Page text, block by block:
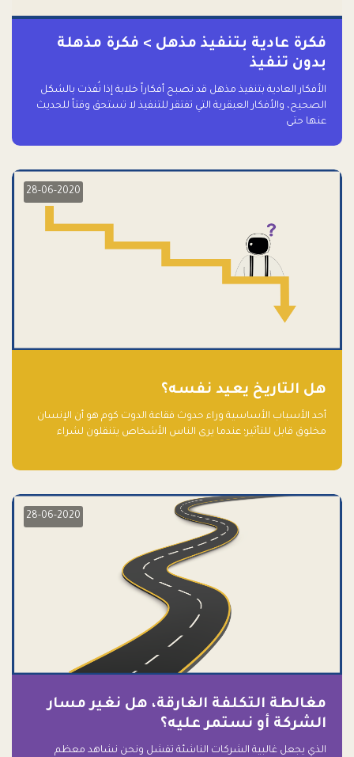
فكرة عادية بتنفيذ مذهل > فكرة مذهلة
بدون تنفيذ
الأفكار العادية بتنفيذ مذهل قد تصبح أفكاراً خلابة إذا نُفذت بالشكل
الصحيح، والأفكار العبقرية التي تفتقر للتنفيذ لا تستحق وقتاً للحديث
عنها حتى
28-06-2020
هل التاريخ يعيد نفسه؟
أحد الأسباب الأساسية وراء حدوث فقاعة الدوت كوم هو أن الإنسان
مخلوق قابل للتأثير؛ عندما يرى الناس الأشخاص يتنقلون لشراء
28-06-2020
مغالطة التكلفة الغارقة، هل نغير مسار
الشركة أو نستمر عليه؟
الذي يجعل غالبية الشركات الناشئة تفشل ونحن نشاهد معظم